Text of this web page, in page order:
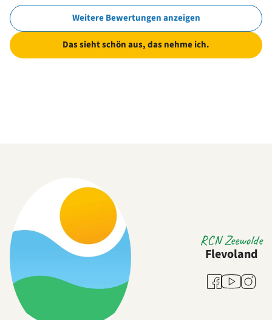
Weitere Bewertungen anzeigen
Das sieht schön aus, das nehme ich.
RCN Zeewolde
Flevoland
Facebook
Youtube